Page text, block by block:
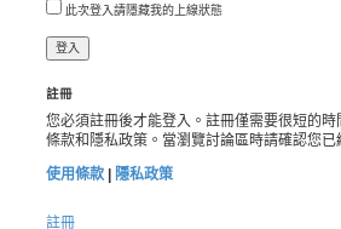
此次登入請隱藏我的上線狀態
註冊
您必須註冊後才能登入。註冊僅需要很短的
條款和隱私政策。當瀏覽討論區時請確認您已
使用條款
隱私政策
註冊